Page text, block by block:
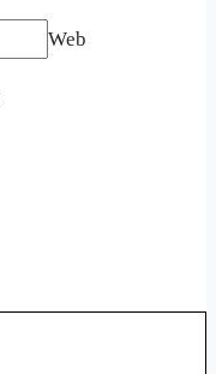
Web